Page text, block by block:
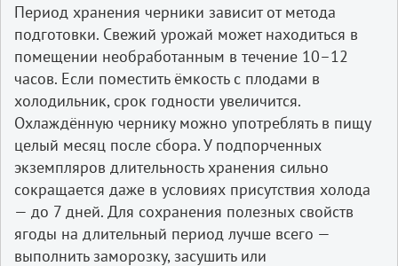
Период хранения черники зависит от метода
подготовки. Свежий урожай может находиться в
помещении необработанным в течение 10–12
часов. Если поместить ёмкость с плодами в
холодильник, срок годности увеличится.
Охлаждённую чернику можно употреблять в пищу
целый месяц после сбора. У подпорченных
экземпляров длительность хранения сильно
сокращается даже в условиях присутствия холода
— до 7 дней. Для сохранения полезных свойств
ягоды на длительный период лучше всего —
выполнить заморозку, засушить или